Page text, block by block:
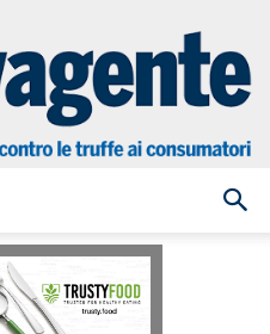
Salvagente